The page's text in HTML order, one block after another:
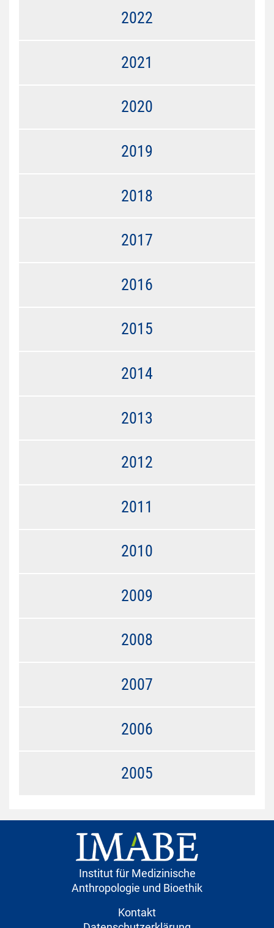
2022
2021
2020
2019
2018
2017
2016
2015
2014
2013
2012
2011
2010
2009
2008
2007
2006
2005
Institut für Medizinische
Anthropologie und Bioethik
Kontakt